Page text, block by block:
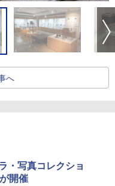
へ
・写真コレクショ
開催